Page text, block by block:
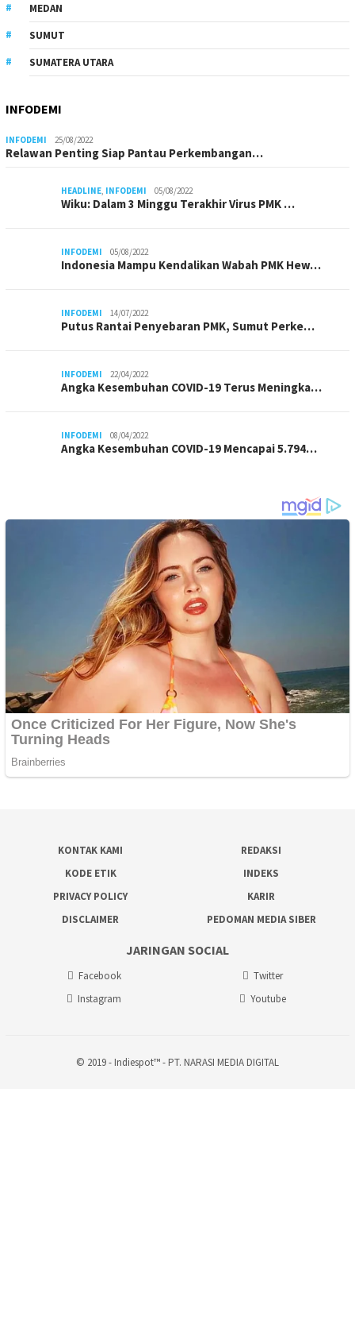
MEDAN
SUMUT
SUMATERA UTARA
INFODEMI
INFODEMI 25/08/2022
Relawan Penting Siap Pantau Perkembangan…
HEADLINE INFODEMI 05/08/2022
Wiku: Dalam 3 Minggu Terakhir Virus PMK …
INFODEMI 05/08/2022
Indonesia Mampu Kendalikan Wabah PMK Hew…
INFODEMI 14/07/2022
Putus Rantai Penyebaran PMK, Sumut Perke…
INFODEMI 22/04/2022
Angka Kesembuhan COVID-19 Terus Meningka…
INFODEMI 08/04/2022
Angka Kesembuhan COVID-19 Mencapai 5.794…
KONTAK KAMI
REDAKSI
KODE ETIK
INDEKS
PRIVACY POLICY
KARIR
DISCLAIMER
PEDOMAN MEDIA SIBER
JARINGAN SOCIAL
Facebook
Twitter
Instagram
Youtube
© 2019 - Indiespot™ - PT. NARASI MEDIA DIGITAL